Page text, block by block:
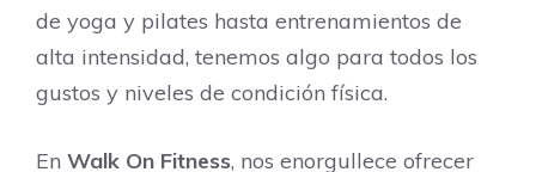
de yoga y pilates hasta entrenamientos de
alta intensidad, tenemos algo para todos los
gustos y niveles de condición física.
En Walk On Fitness, nos enorgullece ofrecer